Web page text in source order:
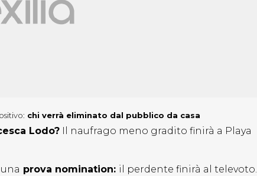
chi verrà eliminato dal pubblico da casa
Lodo? Il naufrago meno gradito finirà a Playa
prova nomination: il perdente finirà al televoto.